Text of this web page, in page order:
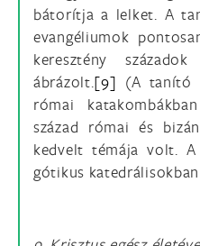
bátorítja a lelket. A
evangéliumok
keresztény
ábrázolt.[9] (A tanító
római
század római és
kedvelt témája volt.
gótikus